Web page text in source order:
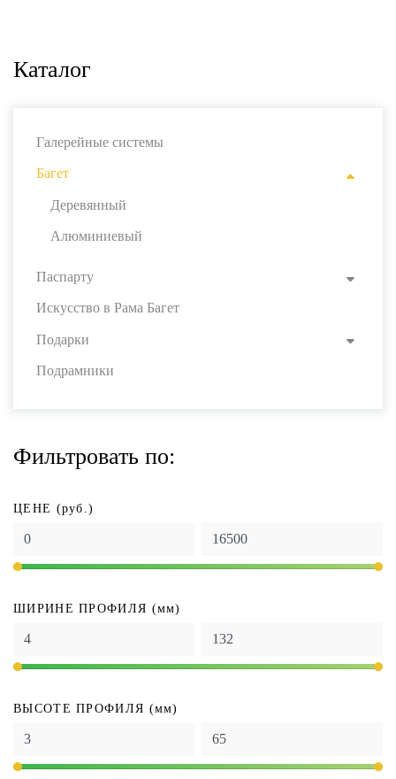
Каталог
Галерейные системы
Багет
Деревянный
Алюминиевый
Паспарту
Искусство в Рама Багет
Подарки
Подрамники
Фильтровать по:
ЦЕНЕ (руб.)
ШИРИНЕ ПРОФИЛЯ (мм)
ВЫСОТЕ ПРОФИЛЯ (мм)